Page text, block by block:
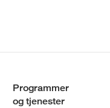
Programmer
og tjenester